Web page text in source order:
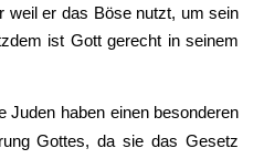
weil er das Böse nutzt, um sein
ist Gott gerecht in seinem
Juden haben einen besonderen
Gottes, da sie das Gesetz